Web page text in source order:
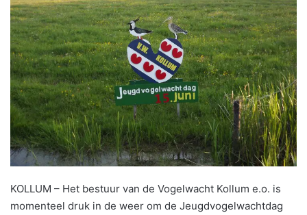
KOLLUM – Het bestuur van de Vogelwacht Kollum e.o. is
momenteel druk in de weer om de Jeugdvogelwachtdag